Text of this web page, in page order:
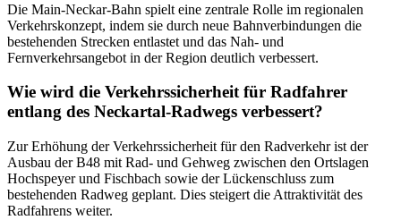
Die Main-Neckar-Bahn spielt eine zentrale Rolle im regionalen
Verkehrskonzept, indem sie durch neue Bahnverbindungen die
bestehenden Strecken entlastet und das Nah- und
Fernverkehrsangebot in der Region deutlich verbessert.
Wie wird die Verkehrssicherheit für Radfahrer
entlang des Neckartal-Radwegs verbessert?
Zur Erhöhung der Verkehrssicherheit für den Radverkehr ist der
Ausbau der B48 mit Rad- und Gehweg zwischen den Ortslagen
Hochspeyer und Fischbach sowie der Lückenschluss zum
bestehenden Radweg geplant. Dies steigert die Attraktivität des
Radfahrens weiter.